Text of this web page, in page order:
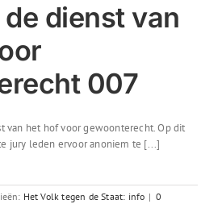
dienst van
007
van het hof voor gewoonterecht. Op dit
jury leden ervoor anoniem te [...]
Het Volk tegen de Staat: info | 0